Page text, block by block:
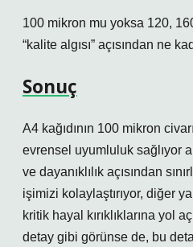
100 mikron mu yoksa 120,
“kalite algısı” açısından ne
Sonuç
A4 kağıdının 100 mikron
evrensel uyumluluk sağlıyor
ve dayanıklılık açısından
işimizi kolaylaştırıyor, diğer
kritik hayal kırıklıklarına yol
detay gibi görünse de, bu